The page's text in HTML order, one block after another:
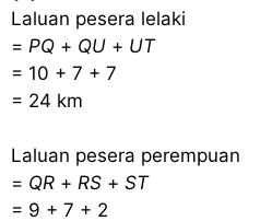
Laluan pesera lelaki
= PQ + QU + UT
= 10 + 7 + 7
= 24 km
Laluan pesera perempuan
= QR + RS + ST
= 9 + 7 + 2